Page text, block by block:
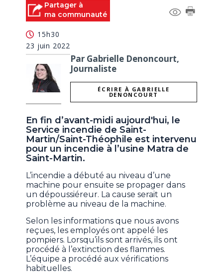
Partager à
ma communauté
15h30
23 juin 2022
Par Gabrielle Denoncourt,
Journaliste
ÉCRIRE À GABRIELLE
DENONCOURT
En fin d’avant-midi aujourd'hui, le
Service incendie de Saint-
Martin/Saint-Théophile est intervenu
pour un incendie à l’usine Matra de
Saint-Martin.
L’incendie a débuté au niveau d’une
machine pour ensuite se propager dans
un dépoussiéreur. La cause serait un
problème au niveau de la machine.
Selon les informations que nous avons
reçues, les employés ont appelé les
pompiers. Lorsqu’ils sont arrivés, ils ont
procédé à l’extinction des flammes.
L’équipe a procédé aux vérifications
habituelles.